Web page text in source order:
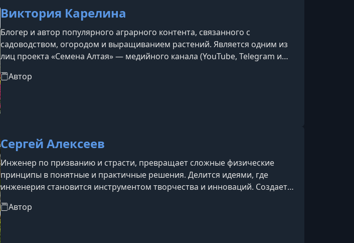
Виктория Карелина
Блогер и автор популярного аграрного контента, связанного с
садоводством, огородом и выращиванием растений. Является одним из
лиц проекта «Семена Алтая» — медийного канала (YouTube, Telegram и
овощей, цветов и ягод, а также разборы удобрений, болезней растений и
Автор
Сергей Алексеев
Инженер по призванию и страсти, превращает сложные физические
принципы в понятные и практичные решения. Делится идеями, где
инженерия становится инструментом творчества и инноваций. Создает и
тепличного хозяйства, инженерные конструкции и оборудование — от
Автор